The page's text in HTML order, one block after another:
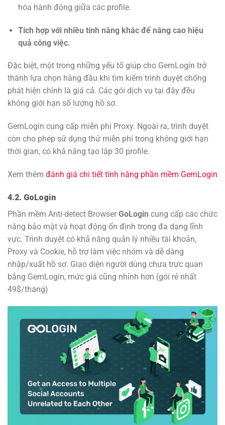
hóa hành động giữa các profile.
Tích hợp với nhiều tính năng khác để nâng cao hiệu
quả công việc.
Đặc biệt, một trong những yếu tố giúp cho GemLogin trở
thành lựa chọn hàng đầu khi tìm kiếm trình duyệt chống
phát hiện chính là giá cả. Các gói dịch vụ tại đây đều
không giới hạn số lượng hồ sơ.
GemLogin cung cấp miễn phí Proxy. Ngoài ra, trình duyệt
còn cho phép sử dụng thử miễn phí trong không giới hạn
thời gian, có khả năng tạo lập 30 profile.
Xem thêm đánh giá chi tiết tính năng phần mềm GemLogin
4.2. GoLogin
Phần mềm Anti-detect Browser GoLogin cung cấp các chức
năng bảo mật và hoạt động ổn định trong đa dạng lĩnh
vực. Trình duyệt có khả năng quản lý nhiều tài khoản,
Proxy và Cookie, hỗ trợ làm việc nhóm và dễ dàng
nhập/xuất hồ sơ. Giao diện người dùng chưa trực quan
bằng GemLogin, mức giá cũng nhỉnh hơn (gói rẻ nhất
49$/tháng)